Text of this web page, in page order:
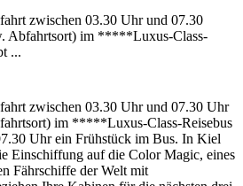
zwischen 03.30 Uhr und 07.30
Abfahrtsort) im *****Luxus-Class-
...
zwischen 03.30 Uhr und 07.30 Uhr
im *****Luxus-Class-Reisebus
Uhr ein Frühstück im Bus. In Kiel
Einschiffung auf die Color Magic, eines
Fährschiffe der Welt mit